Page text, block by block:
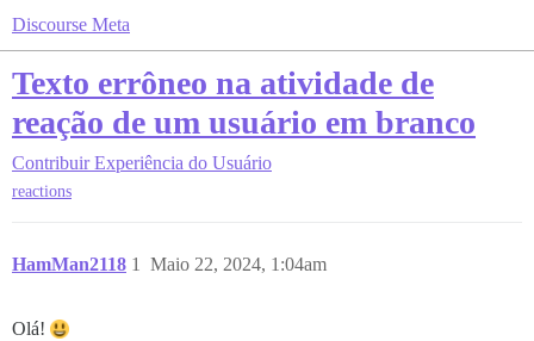
Discourse Meta
Texto errôneo na atividade de
reação de um usuário em branco
Contribuir Experiência do Usuário
reactions
HamMan2118 Maio 22, 2024, 1:04am
1
Olá!